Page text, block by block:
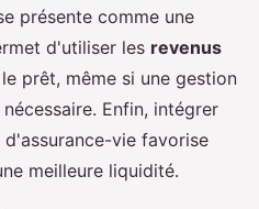
présente comme une
d'utiliser les revenus
prêt, même si une gestion
Enfin, intégrer
vie favorise
meilleure liquidité.